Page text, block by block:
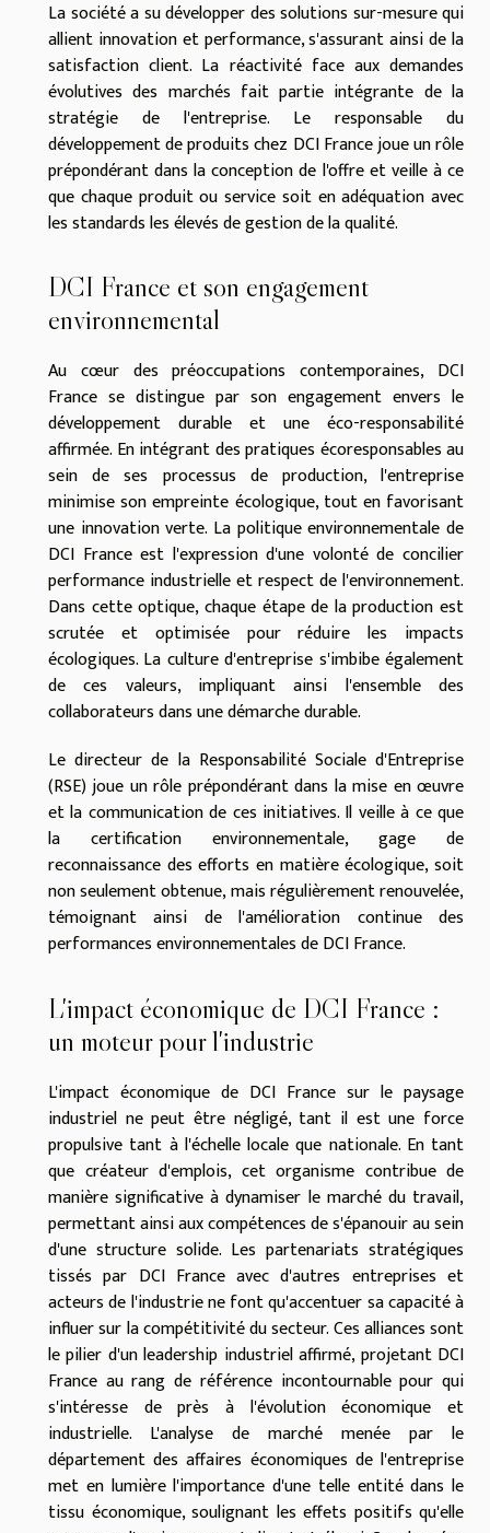
La société a su développer des solutions sur-mesure qui
allient innovation et performance, s'assurant ainsi de la
satisfaction client. La réactivité face aux demandes
évolutives des marchés fait partie intégrante de la
stratégie de l'entreprise. Le responsable du
développement de produits chez DCI France joue un rôle
prépondérant dans la conception de l'offre et veille à ce
que chaque produit ou service soit en adéquation avec
les standards les élevés de gestion de la qualité.
DCI France et son engagement
environnemental
Au cœur des préoccupations contemporaines, DCI
France se distingue par son engagement envers le
développement durable et une éco-responsabilité
affirmée. En intégrant des pratiques écoresponsables au
sein de ses processus de production, l'entreprise
minimise son empreinte écologique, tout en favorisant
une innovation verte. La politique environnementale de
DCI France est l'expression d'une volonté de concilier
performance industrielle et respect de l'environnement.
Dans cette optique, chaque étape de la production est
scrutée et optimisée pour réduire les impacts
écologiques. La culture d'entreprise s'imbibe également
de ces valeurs, impliquant ainsi l'ensemble des
collaborateurs dans une démarche durable.
Le directeur de la Responsabilité Sociale d'Entreprise
(RSE) joue un rôle prépondérant dans la mise en œuvre
et la communication de ces initiatives. Il veille à ce que
la certification environnementale, gage de
reconnaissance des efforts en matière écologique, soit
non seulement obtenue, mais régulièrement renouvelée,
témoignant ainsi de l'amélioration continue des
performances environnementales de DCI France.
L'impact économique de DCI France :
un moteur pour l'industrie
L'impact économique de DCI France sur le paysage
industriel ne peut être négligé, tant il est une force
propulsive tant à l'échelle locale que nationale. En tant
que créateur d'emplois, cet organisme contribue de
manière significative à dynamiser le marché du travail,
permettant ainsi aux compétences de s'épanouir au sein
d'une structure solide. Les partenariats stratégiques
tissés par DCI France avec d'autres entreprises et
acteurs de l'industrie ne font qu'accentuer sa capacité à
influer sur la compétitivité du secteur. Ces alliances sont
le pilier d'un leadership industriel affirmé, projetant DCI
France au rang de référence incontournable pour qui
s'intéresse de près à l'évolution économique et
industrielle. L'analyse de marché menée par le
département des affaires économiques de l'entreprise
met en lumière l'importance d'une telle entité dans le
tissu économique, soulignant les effets positifs qu'elle